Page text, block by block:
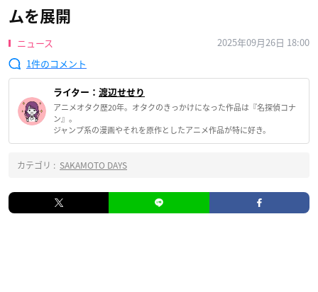
ムを展開
ニュース
2025年09月26日 18:00
1
ライター： 渡辺せせり
アニメオタク歴20年。オタクのきっかけになった作品は『名探偵コナ
ン』。
ジャンプ系の漫画やそれを原作としたアニメ作品が特に好き。
カテゴリ : SAKAMOTO DAYS